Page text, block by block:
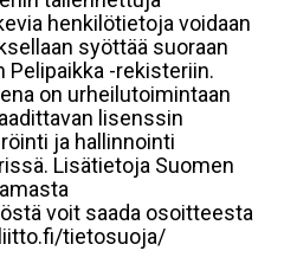
henkilötietoja voidaan
syöttää suoraan
Pelipaikka -rekisteriin.
on urheilutoimintaan
lisenssin
ja hallinnointi
Lisätietoja Suomen
voit saada osoitteesta
tietosuoja/